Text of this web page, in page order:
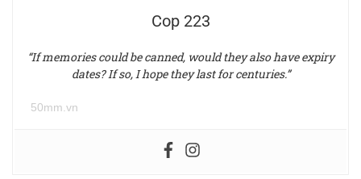
Cop 223
“If memories could be canned, would they also have expiry
dates? If so, I hope they last for centuries.”
50mm.vn